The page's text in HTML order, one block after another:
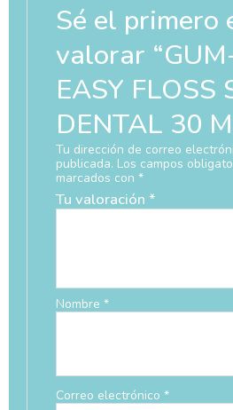
Sé el primero
valorar
EASY FLOSS
DENTAL 30
Tu dirección de correo
publicada. Los campos
marcados con *
Tu valoración *
Nombre *
Correo electrónico *